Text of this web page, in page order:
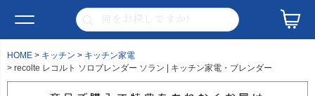
HOME キッチン
キッチン家電
recolte レコルト ソロブレンダー ソラン | キッチン家電・ブレンダー